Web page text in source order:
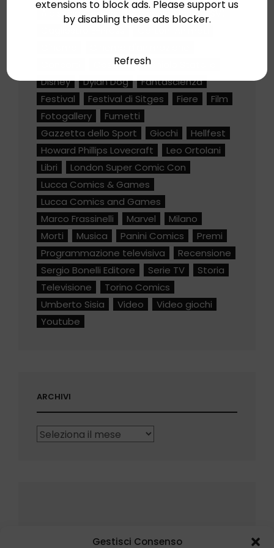
Gestisci Consenso
Albissola Comics
Albissola Marina (SV)
Cosplay
Daniele Statella
Disney
Dylan Dog
Fantascienza
Festival
Festival di Sitges Fiere
Film
Fotogallery
Fumetti
Gazzetta dello Sport
Giochi
Hellfest
Howard Phillips Lovecraft
Leo Ortolani
Libri
London Super Comic Con
Lucca Comics & Games
Lucca Comics and Games
Marco Frassinelli
Marvel
Milano
Morti
Musica Panini Comics
Premi
Programmazione televisiva
Recensione
Sergio Bonelli Editore
Serie TV
Storia
Televisione
Torino Comics
Umberto Sisia
Video
Video giochi
Youtube
ARCHIVI
Archivi
extensions to block ads. Please support us
by disabling these ads blocker.
Refresh